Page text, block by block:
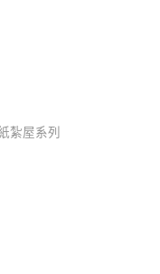
紮屋系列